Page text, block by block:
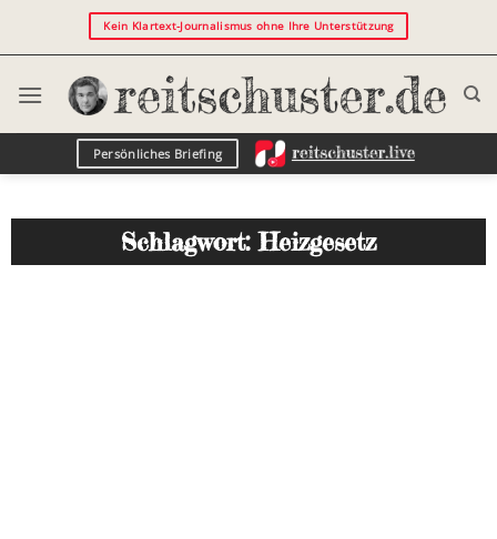
Kein Klartext-Journalismus ohne Ihre Unterstützung
Persönliches Briefing
Schlagwort: Heizgesetz